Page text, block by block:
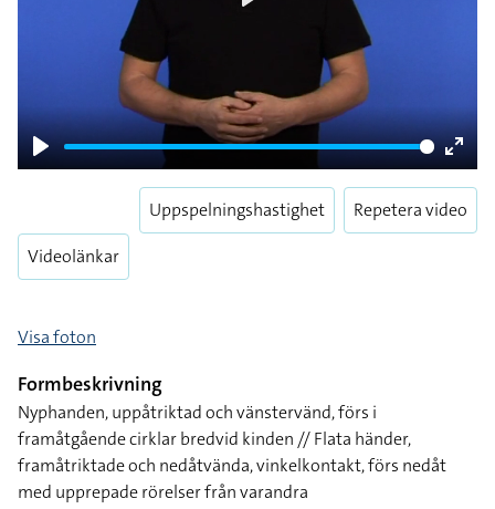
Play
Enter
Videolänkar
Uppspelningshastighet Repetera video
Visa foton
Formbeskrivning
Nyphanden, uppåtriktad och vänstervänd, förs i
framåtgående cirklar bredvid kinden // Flata händer,
framåtriktade och nedåtvända, vinkelkontakt, förs nedåt
med upprepade rörelser från varandra